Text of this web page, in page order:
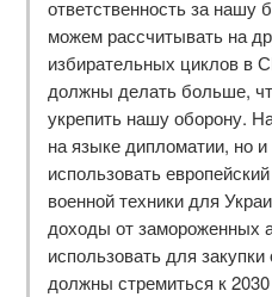
ответственность за
можем рассчитывать на
избирательных циклов
должны делать больше,
укрепить нашу оборону.
на языке дипломатии, но
использовать
военной техники для
доходы от замороженных
использовать для
должны стремиться к